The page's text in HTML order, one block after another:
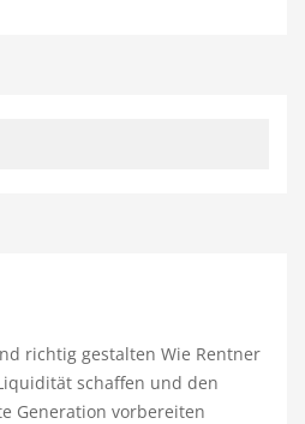
richtig gestalten Wie Rentner
schaffen und den
Generation vorbereiten